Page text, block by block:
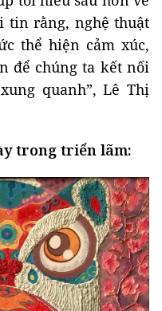
tin rằng, nghệ thuật
thể hiện cảm xúc,
để chúng ta kết nối
quanh”, Lê Thị
trong triển lãm: